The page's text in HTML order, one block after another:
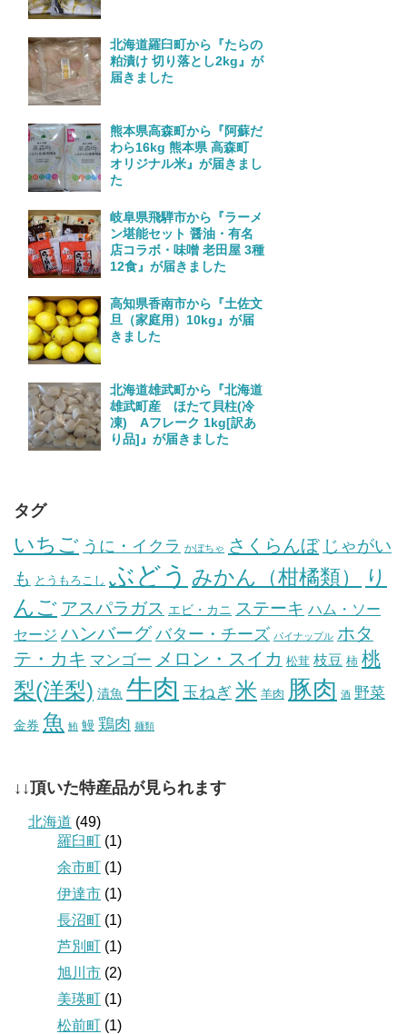
北海道羅臼町から『たらの
粕漬け 切り落とし2kg』が
届きました
熊本県高森町から『阿蘇だ
わら16kg 熊本県 高森町
オリジナル米』が届きまし
た
岐阜県飛騨市から『ラーメ
ン堪能セット 醤油・有名
店コラボ・味噌 老田屋 3種
12食』が届きました
高知県香南市から『土佐文
旦（家庭用）10kg』が届
きました
北海道雄武町から『北海道
雄武町産 ほたて貝柱(冷
凍) Aフレーク 1kg[訳あ
り品]』が届きました
タグ
いちご うに・イクラ かぼちゃ さくらんぼ じゃがい
も とうもろこし ぶどう みかん（柑橘類）
り
んご アスパラガス エビ・カニ ステーキ ハム・ソー
セージ ハンバーグ バター・チーズ パイナップル ホタ
テ・カキ マンゴー メロン・スイカ 松茸 枝豆 柿 桃
梨(洋梨) 漬魚 牛肉 玉ねぎ 米 羊肉 豚肉 酒 野菜
金券 魚 鮪 鰻 鶏肉 麺類
↓↓頂いた特産品が見られます
北海道 (49)
羅臼町 (1)
余市町 (1)
伊達市 (1)
長沼町 (1)
芦別町 (1)
旭川市 (2)
美瑛町 (1)
松前町 (1)